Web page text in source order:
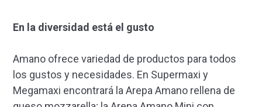
En la diversidad está el gusto
Amano ofrece variedad de productos para todos
los gustos y necesidades. En Supermaxi y
Megamaxi encontrará la Arepa Amano rellena de